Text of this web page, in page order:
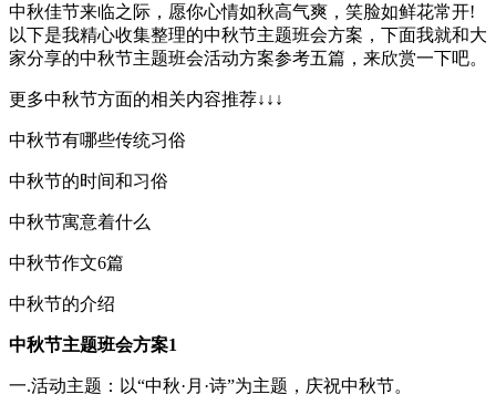
中秋佳节来临之际，愿你心情如秋高气爽，笑脸如鲜花常开!
以下是我精心收集整理的中秋节主题班会方案，下面我就和大
家分享的中秋节主题班会活动方案参考五篇，来欣赏一下吧。
更多中秋节方面的相关内容推荐↓↓↓
中秋节有哪些传统习俗
中秋节的时间和习俗
中秋节寓意着什么
中秋节作文6篇
中秋节的介绍
中秋节主题班会方案1
一.活动主题：以“中秋·月·诗”为主题，庆祝中秋节。